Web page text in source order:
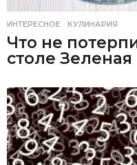
ИНТЕРЕСНОЕ ,КУЛИНАРИЯ
Что не
столе